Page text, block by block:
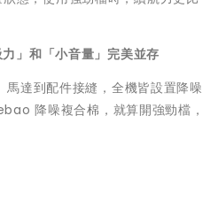
」和「小音量」完美並存
達到配件接縫，全機皆設置降噪
降噪複合棉，就算開強勁檔，